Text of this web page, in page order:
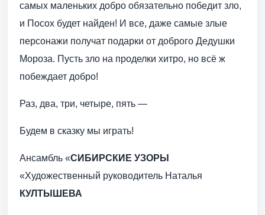
самых маленьких добро обязательно победит зло,
и Посох будет найден! И все, даже самые злые
персонажи получат подарки от доброго Дедушки
Мороза. Пусть зло на проделки хитро, но всё ж
побеждает добро!
Раз, два, три, четыре, пять —
Будем в сказку мы играть!
Ансамбль «СИБИРСКИЕ УЗОРЫ
«Художественный руководитель Наталья
КУЛТЫШЕВА